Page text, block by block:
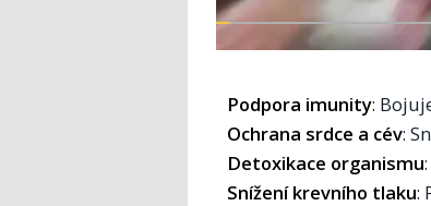
Podpora imunity:
Ochrana srdce a cév:
Detoxikace organismu
Snížení krevního tlaku: